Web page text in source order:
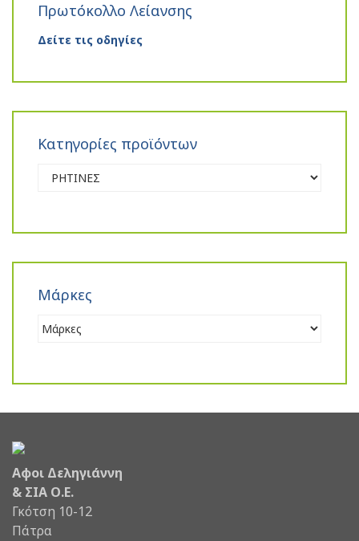
Πρωτόκολλο Λείανσης
Δείτε τις οδηγίες
Κατηγορίες προϊόντων
Μάρκες
Αφοι Δεληγιάννη
& ΣΙΑ Ο.Ε.
Γκότση 10-12
Πάτρα